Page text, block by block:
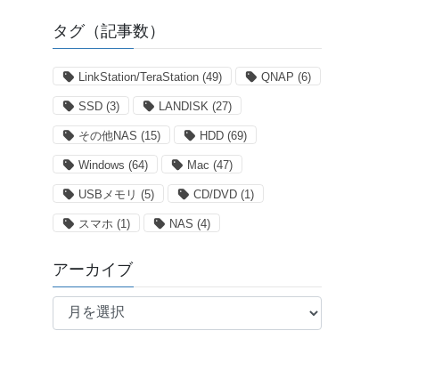
タグ（記事数）
LinkStation/TeraStation (49) QNAP (6)
SSD (3) LANDISK (27)
その他NAS (15) HDD (69)
Windows (64) Mac (47)
USBメモリ (5) CD/DVD (1)
スマホ (1) NAS (4)
アーカイブ
ア